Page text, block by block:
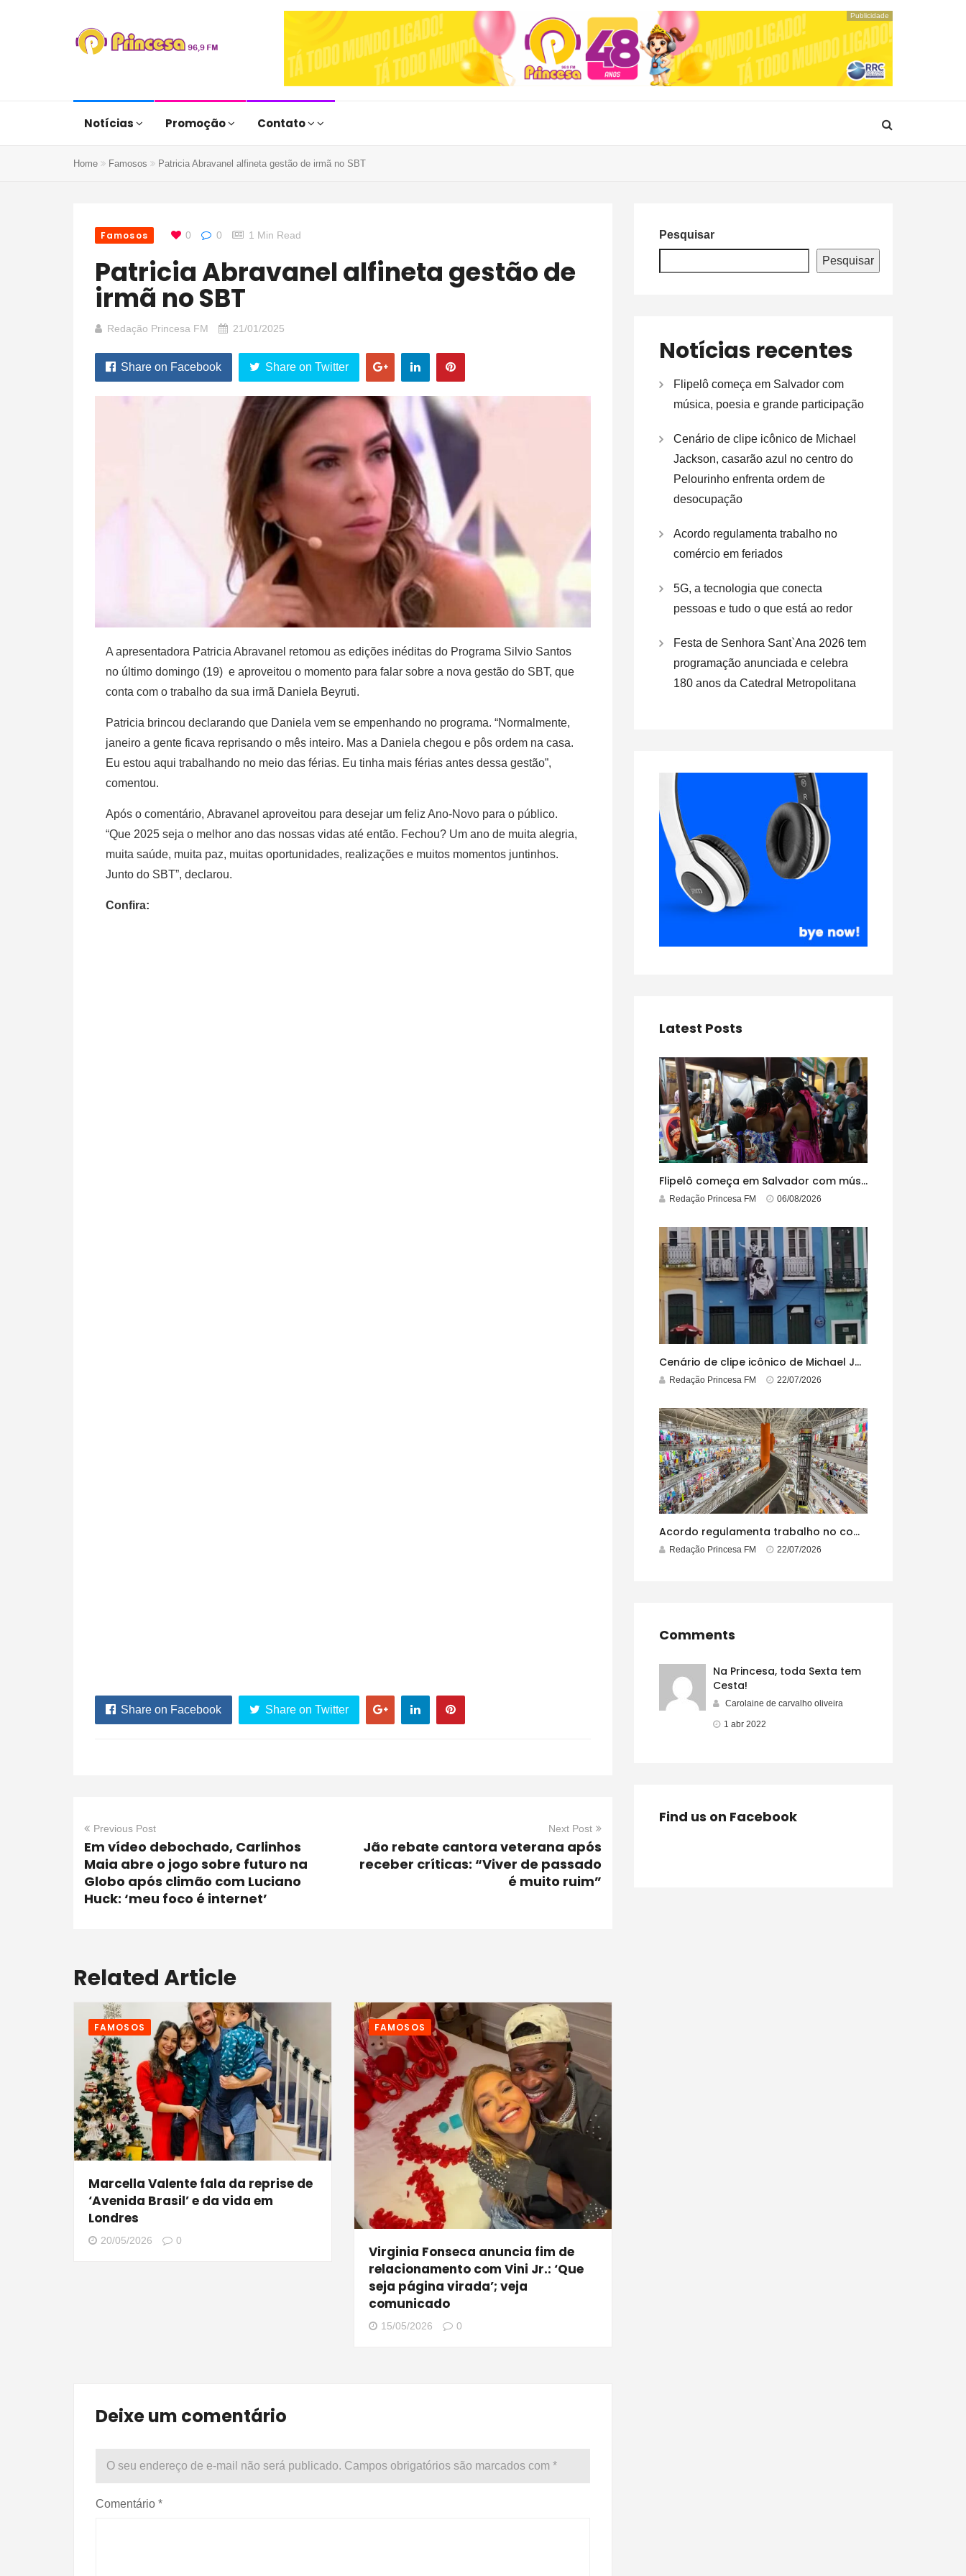
Publicidade
Notícias Promoção Contato
Home Famosos Patricia Abravanel alfineta gestão de irmã no SBT
Famosos 0 0 1 Min Read
Patricia Abravanel alfineta gestão de
irmã no SBT
Redação Princesa FM 21/01/2025
Share on Facebook Share on Twitter
A apresentadora Patricia Abravanel retomou as edições inéditas do Programa Silvio Santos
no último domingo (19) e aproveitou o momento para falar sobre a nova gestão do SBT, que
conta com o trabalho da sua irmã Daniela Beyruti.
Patricia brincou declarando que Daniela vem se empenhando no programa. “Normalmente,
janeiro a gente ficava reprisando o mês inteiro. Mas a Daniela chegou e pôs ordem na casa.
Eu estou aqui trabalhando no meio das férias. Eu tinha mais férias antes dessa gestão”,
comentou.
Após o comentário, Abravanel aproveitou para desejar um feliz Ano-Novo para o público.
“Que 2025 seja o melhor ano das nossas vidas até então. Fechou? Um ano de muita alegria,
muita saúde, muita paz, muitas oportunidades, realizações e muitos momentos juntinhos.
Junto do SBT”, declarou.
Confira:
Share on Facebook Share on Twitter
Previous Post
Em vídeo debochado, Carlinhos
Maia abre o jogo sobre futuro na
Globo após climão com Luciano
Huck: ‘meu foco é internet’
Next Post
Jão rebate cantora veterana após
receber críticas: “Viver de passado
é muito ruim”
Related Article
FAMOSOS
Marcella Valente fala da reprise de
‘Avenida Brasil’ e da vida em
Londres
20/05/2026 0
FAMOSOS
Virginia Fonseca anuncia fim de
relacionamento com Vini Jr.: ‘Que
seja página virada’; veja
comunicado
15/05/2026 0
Deixe um comentário
O seu endereço de e-mail não será publicado. Campos obrigatórios são marcados com *
Comentário *
Pesquisar
Pesquisar
Notícias recentes
Flipelô começa em Salvador com
música, poesia e grande participação
Cenário de clipe icônico de Michael
Jackson, casarão azul no centro do
Pelourinho enfrenta ordem de
desocupação
Acordo regulamenta trabalho no
comércio em feriados
5G, a tecnologia que conecta
pessoas e tudo o que está ao redor
Festa de Senhora Sant`Ana 2026 tem
programação anunciada e celebra
180 anos da Catedral Metropolitana
Latest Posts
Flipelô começa em Salvador com música, poesia e grande participação
Redação Princesa FM 06/08/2026
Cenário de clipe icônico de Michael Jackson, casarão azul no centro do Pelourinho enfrenta ordem de desocupação
Redação Princesa FM 22/07/2026
Acordo regulamenta trabalho no comércio em feriados
Redação Princesa FM 22/07/2026
Comments
Na Princesa, toda Sexta tem
Cesta!
Carolaine de carvalho oliveira
1 abr 2022
Find us on Facebook